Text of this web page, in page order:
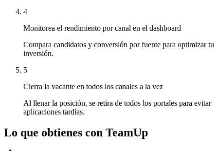
4
Monitorea el rendimiento por canal en el dashboard
Compara candidatos y conversión por fuente para optimizar tu
inversión.
5
Cierra la vacante en todos los canales a la vez
Al llenar la posición, se retira de todos los portales para evitar
aplicaciones tardías.
Lo que obtienes con TeamUp